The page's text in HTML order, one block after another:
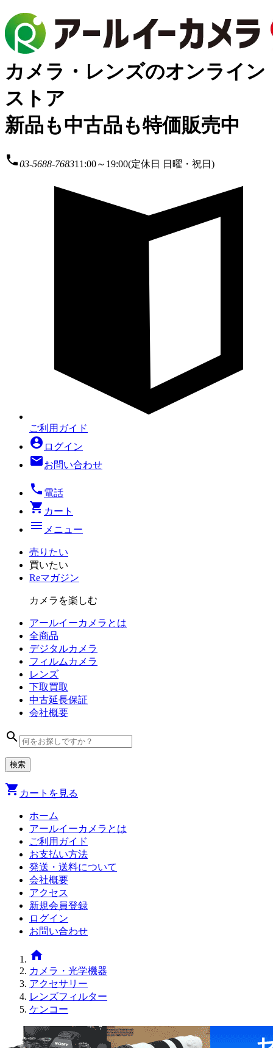
カメラ・レンズのオンライン
ストア
新品も中古品も特価販売中
local_phone03-5688-768311:00～19:00(定休日 日曜・祝日)
ご利用ガイド
account_circle ログイン
mailお問い合わせ
local_phone 電話
shopping_cart カート
menu メニュー
売りたい
買いたい
Reマガジン
カメラを楽しむ
アールイーカメラとは
全商品
デジタルカメラ
フィルム カメラ
レンズ
下取買取
中古延長保証
会社概要
search
shopping_cart カートを見る
ホーム
アールイーカメラとは
ご利用ガイド
お支払い方法
発送・送料について
会社概要
アクセス
新規会員登録
ログイン
お問い合わせ
home
カメラ・光学機器
アクセサリー
レンズフィルター
ケンコー